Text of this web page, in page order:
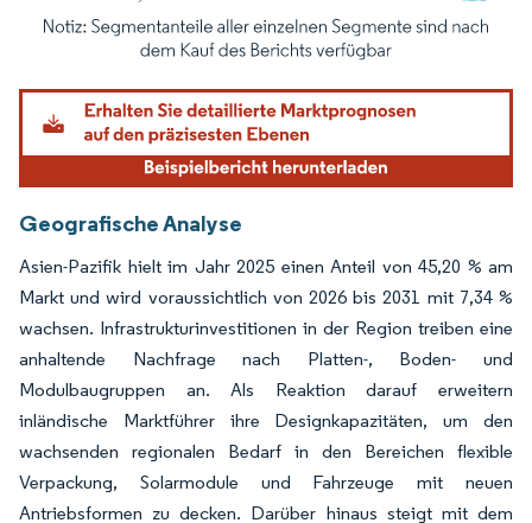
Bild © Mordor Intelligence. Wiederverwendung erfordert Namensnennung
Geografische Analyse
Asien-Pazifik hielt im Jahr 2025 einen Anteil von 45,20 % am
Markt und wird voraussichtlich von 2026 bis 2031 mit 7,34 %
wachsen. Infrastrukturinvestitionen in der Region treiben eine
anhaltende Nachfrage nach Platten-, Boden- und
Modulbaugruppen an. Als Reaktion darauf erweitern
inländische Marktführer ihre Designkapazitäten, um den
wachsenden regionalen Bedarf in den Bereichen flexible
Verpackung, Solarmodule und Fahrzeuge mit neuen
Antriebsformen zu decken. Darüber hinaus steigt mit dem